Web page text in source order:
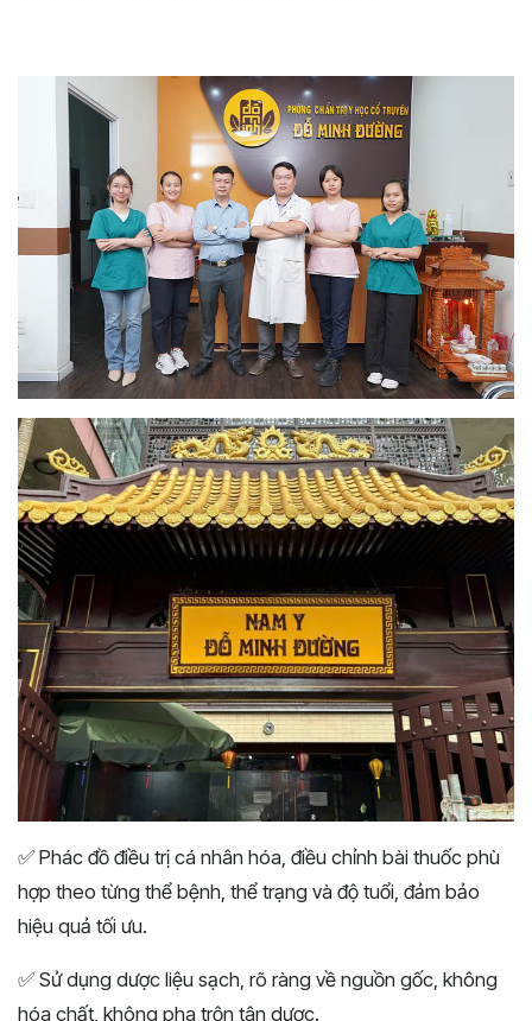
✅ Phác đồ điều trị cá nhân hóa, điều chỉnh bài thuốc phù
hợp theo từng thể bệnh, thể trạng và độ tuổi, đảm bảo
hiệu quả tối ưu.
✅ Sử dụng dược liệu sạch, rõ ràng về nguồn gốc, không
hóa chất, không pha trộn tân dược.